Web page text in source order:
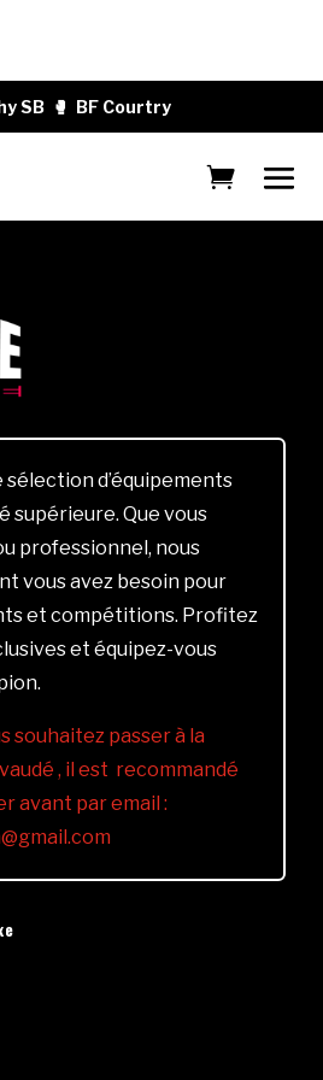
SB 🥊 BF Courtry
d’équipements
supérieure. Que vous
professionnel, nous
vous avez besoin pour
et compétitions. Profitez
et équipez-vous
souhaitez passer à la
, il est recommandé
avant par email :